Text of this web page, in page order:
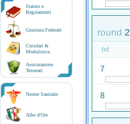
Statuto e
Regolamenti
Giustizia Federale
Circolari &
Modulistica
Assicurazione
Tesserati
Norme Sanitarie
Albo d'Oro
round 2
bd.
7
8